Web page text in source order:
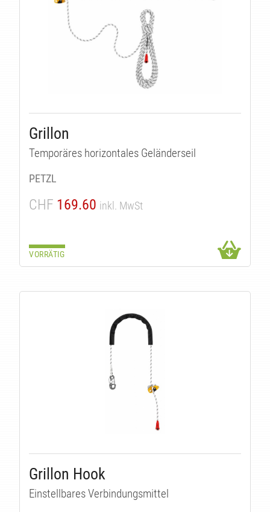
Grillon
Temporäres horizontales Geländerseil
PETZL
CHF 169.60 inkl. MwSt
VORRÄTIG
Grillon Hook
Einstellbares Verbindungsmittel